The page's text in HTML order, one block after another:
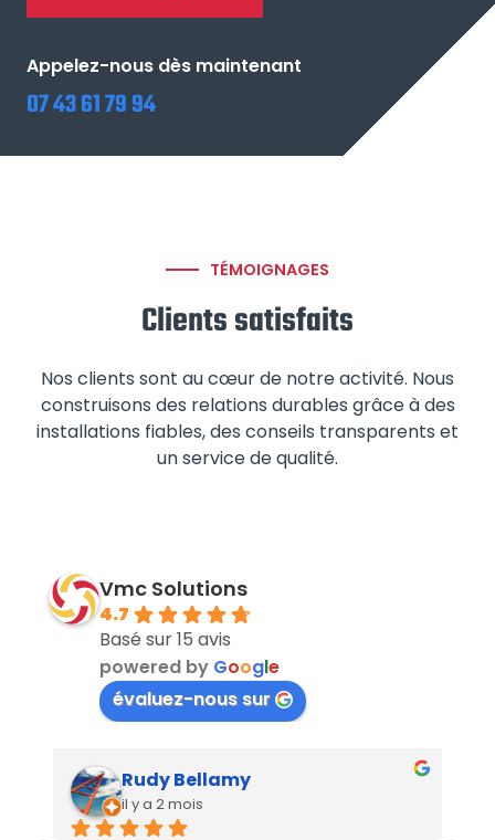
Appelez-nous dès maintenant
07 43 61 79 94
TÉMOIGNAGES
Clients satisfaits
Nos clients sont au cœur de notre activité. Nous
construisons des relations durables grâce à des
installations fiables, des conseils transparents et
un service de qualité.
Vmc Solutions
4.7
Basé sur 15 avis
powered by Google
évaluez-nous sur
Rudy Bellamy
il y a 2 mois